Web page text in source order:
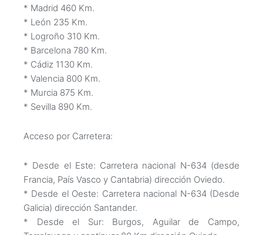
* Madrid 460 Km.
* León 235 Km.
* Logroño 310 Km.
* Barcelona 780 Km.
* Cádiz 1130 Km.
* Valencia 800 Km.
* Murcia 875 Km.
* Sevilla 890 Km.
Acceso por Carretera:
* Desde el Este: Carretera nacional N-634 (desde
Francia, País Vasco y Cantabria) dirección Oviedo.
* Desde el Oeste: Carretera nacional N-634 (Desde
Galicia) dirección Santander.
* Desde el Sur: Burgos, Aguilar de Campo,